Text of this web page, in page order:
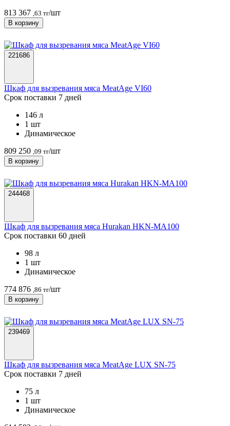
813 367 ,63 тг/шт
В корзину
221686
Шкаф для вызревания мяса MeatAge VI60
Срок поставки 7 дней
146 л
1 шт
Динамическое
809 250 ,09 тг/шт
В корзину
244468
Шкаф для вызревания мяса Hurakan HKN-MA100
Срок поставки 60 дней
98 л
1 шт
Динамическое
774 876 ,86 тг/шт
В корзину
239469
Шкаф для вызревания мяса MeatAge LUX SN-75
Срок поставки 7 дней
75 л
1 шт
Динамическое